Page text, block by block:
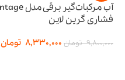
فشاری گرین لاین
9,800,000 تومان 8,330,000 تومان